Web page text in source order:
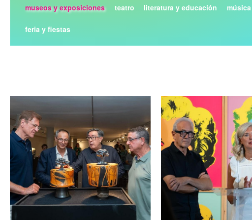
museos y exposiciones teatro literatura y educación música
feria y fiestas